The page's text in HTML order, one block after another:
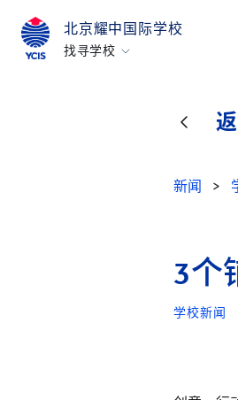
北京耀中国际学校
找寻学校
新闻 >
3个
学校新闻